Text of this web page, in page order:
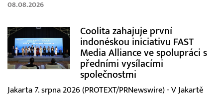
08.08.2026
Coolita zahajuje první
indonéskou iniciativu FAST
Media Alliance ve spolupráci s
předními vysílacími
společnostmi
Jakarta 7. srpna 2026 (PROTEXT/PRNewswire) - V Jakartě